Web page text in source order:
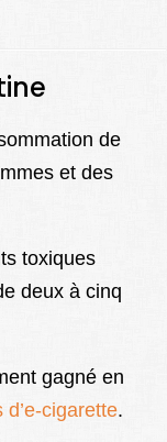
de
et des
toxiques
deux à cinq
gagné en
cigarette.